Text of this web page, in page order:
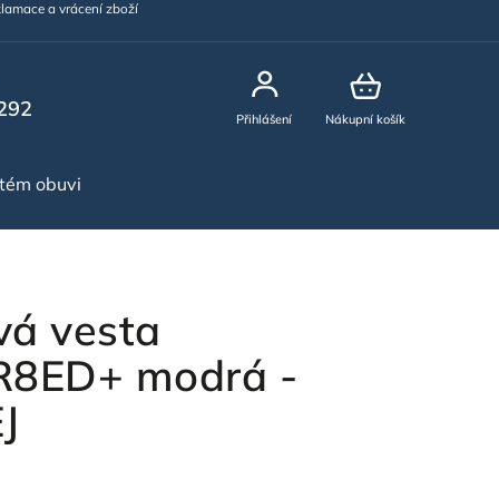
a vrácení zboží
Nákupní košík
Přihlášení
obuvi
vesta
modrá -